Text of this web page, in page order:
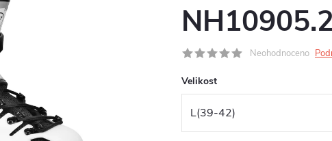
Neohodnoceno
Velikost